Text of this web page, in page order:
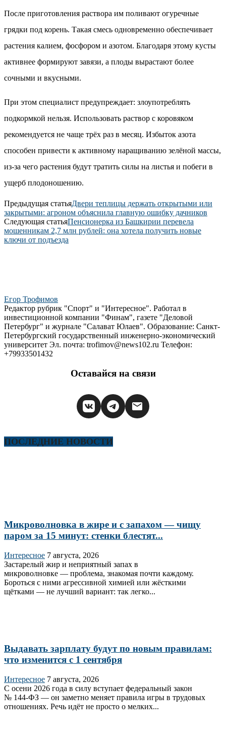
После приготовления раствора им поливают огуречные
грядки под корень. Такая смесь одновременно обеспечивает
растения калием, фосфором и азотом. Благодаря этому кусты
активнее формируют завязи, а плоды вырастают более
сочными и вкусными.
При этом специалист предупреждает: злоупотреблять
подкормкой нельзя. Использовать раствор с коровяком
рекомендуется не чаще трёх раз в месяц. Избыток азота
способен привести к активному наращиванию зелёной массы,
из-за чего растения будут тратить силы на листья и побеги в
ущерб плодоношению.
Предыдущая статьяДвери теплицы держать открытыми или
закрытыми: агроном объяснила главную ошибку дачников
Следующая статьяПенсионерка из Башкирии перевела
мошенникам 2,7 млн рублей: она хотела получить новые
ключи от подъезда
Егор Трофимов
Редактор рубрик "Спорт" и "Интересное". Работал в
инвестиционной компании "Финам", газете "Деловой
Петербург" и журнале "Салават Юлаев". Образование: Санкт-
Петербургский государственный инженерно-экономический
университет Эл. почта: trofimov@news102.ru Телефон:
+79933501432
Оставайся на связи
ПОСЛЕДНИЕ НОВОСТИ
Микроволновка в жире и с запахом — чищу
паром за 15 минут: стенки блестят...
Интересное 7 августа, 2026
Застарелый жир и неприятный запах в
микроволновке — проблема, знакомая почти каждому.
Бороться с ними агрессивной химией или жёсткими
щётками — не лучший вариант: так легко...
Выдавать зарплату будут по новым правилам:
что изменится с 1 сентября
Интересное 7 августа, 2026
С осени 2026 года в силу вступает федеральный закон
№ 144‑ФЗ — он заметно меняет правила игры в трудовых
отношениях. Речь идёт не просто о мелких...